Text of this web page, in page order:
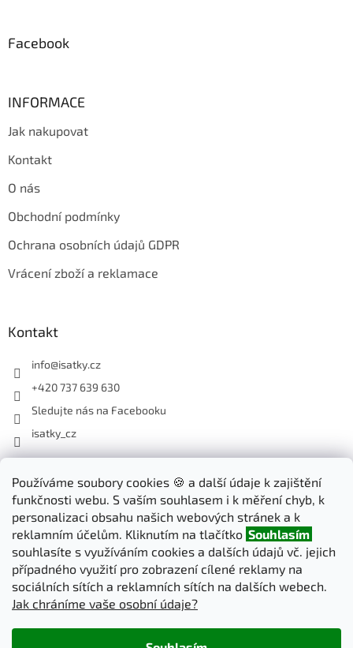
Používáme soubory cookies 🍪 a další údaje k zajištění
funkčnosti webu. S vaším souhlasem i k měření chyb, k
personalizaci obsahu našich webových stránek a k
reklamním účelům. Kliknutím na tlačítko Souhlasím
souhlasíte s využíváním cookies a dalších údajů vč. jejich
případného využití pro zobrazení cílené reklamy na
sociálních sítích a reklamních sítích na dalších webech.
Jak chráníme vaše osobní údaje?
Facebook
INFORMACE
Jak nakupovat
Kontakt
O nás
Obchodní podmínky
Ochrana osobních údajů GDPR
Vrácení zboží a reklamace
Kontakt
info@isatky.cz
+420 737 639 630
Sledujte nás na Facebooku
isatky_cz
Odebírat newsletter
Vložte svůj e-mail a my vám budeme zasílat informace o nových
produktech na našem e-shopu.
E-mail
PŘIHLÁSIT SE